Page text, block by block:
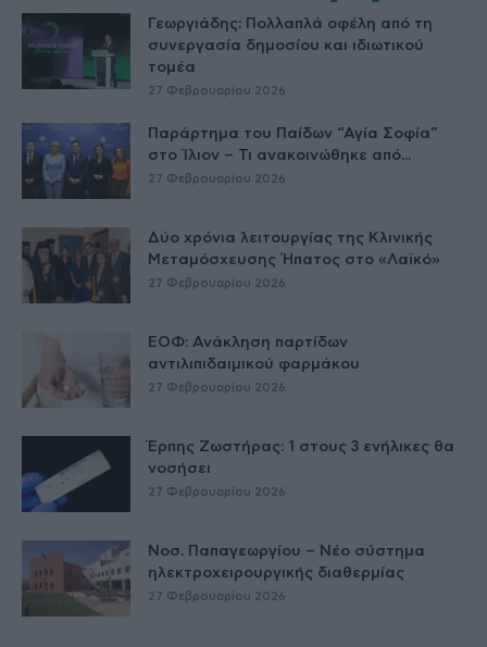
Γεωργιάδης: Πολλαπλά οφέλη από τη
συνεργασία δημοσίου και ιδιωτικού
τομέα
27 Φεβρουαρίου 2026
Παράρτημα του Παίδων “Αγία Σοφία”
στο Ίλιον – Τι ανακοινώθηκε από...
27 Φεβρουαρίου 2026
Δύο χρόνια λειτουργίας της Κλινικής
Μεταμόσχευσης Ήπατος στο «Λαϊκό»
27 Φεβρουαρίου 2026
ΕΟΦ: Ανάκληση παρτίδων
αντιλιπιδαιμικού φαρμάκου
27 Φεβρουαρίου 2026
Έρπης Ζωστήρας: 1 στους 3 ενήλικες θα
νοσήσει
27 Φεβρουαρίου 2026
Νοσ. Παπαγεωργίου – Νέο σύστημα
ηλεκτροχειρουργικής διαθερμίας
27 Φεβρουαρίου 2026